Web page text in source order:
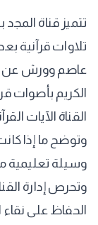
تتميز قناة
تلاوات قرآنية
عاصم وورش عن
الكريم بأصوات
القناة الآيات
وتوضح ما إذا
وسيلة تعليمية
وتحرص إدارة
الحفاظ على نقاء